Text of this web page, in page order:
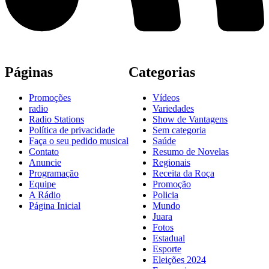
Páginas
Promoções
radio
Radio Stations
Política de privacidade
Faça o seu pedido musical
Contato
Anuncie
Programação
Equipe
A Rádio
Página Inicial
Categorias
Vídeos
Variedades
Show de Vantagens
Sem categoria
Saúde
Resumo de Novelas
Regionais
Receita da Roça
Promoção
Policia
Mundo
Juara
Fotos
Estadual
Esporte
Eleições 2024